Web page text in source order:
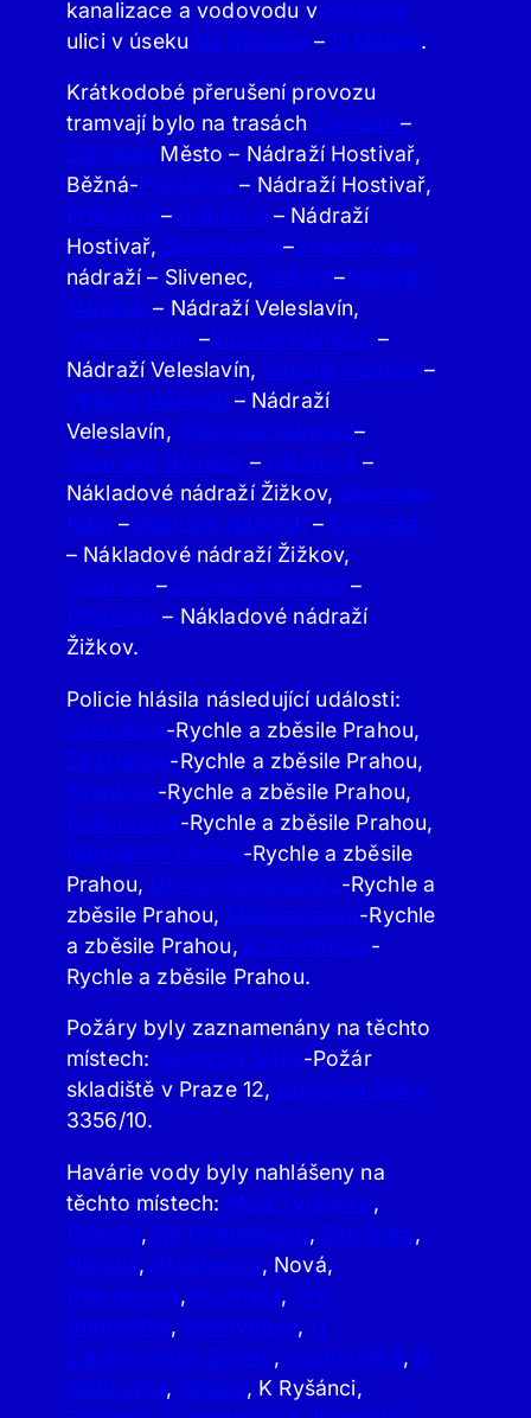
kanalizace a vodovodu v Šárecké
ulici v úseku Na Špitálce – U Matěje.
Krátkodobé přerušení provozu
tramvají bylo na trasách Zahradní–
Zahradní Město – Nádraží Hostivař,
Běžná-Průběžná – Nádraží Hostivař,
Průběžná–Průběžná – Nádraží
Hostivař, Smíchovská–Smíchovské
nádraží – Slivenec, Vítězná–Vítězné
Náměstí – Nádraží Veleslavín,
Vítězné Nám.–Vítězné Náměstí –
Nádraží Veleslavín, Vítězné Náměstí–
Vítězné Náměstí – Nádraží
Veleslavín, Olšanské Náměstí–
Olšanské Náměstí – Olšanská –
Nákladové nádraží Žižkov, Olšanské
Nám.–Olšanské Náměstí – Olšanská
– Nákladové nádraží Žižkov,
Olšanská–Olšanské Náměstí –
Olšanská – Nákladové nádraží
Žižkov.
Policie hlásila následující události:
Jahodová-Rychle a zběsile Prahou,
Za Drahou-Rychle a zběsile Prahou,
Švehlova-Rychle a zběsile Prahou,
Bakurinova-Rychle a zběsile Prahou,
Národních Hrdinů-Rychle a zběsile
Prahou, Dolnoměcholupská-Rychle a
zběsile Prahou, Měcholupská-Rychle
a zběsile Prahou, Kutnohorská-
Rychle a zběsile Prahou.
Požáry byly zaznamenány na těchto
místech: Generála Šišky-Požár
skladiště v Praze 12, Generála Šišky
3356/10.
Havárie vody byly nahlášeny na
těchto místech: Malá Tyršovka,
Odlehlá, Na Hřebenkách, Zárybská,
Horská, Hřebenová, Nová,
Bělohorská, Plzeňská, Oty
Bubeníčka, Nechybova, U
Záběhlického Zámku, K Lahovské, U
Waltrovky, Čínská, K Ryšánci,